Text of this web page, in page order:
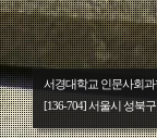
서경대학교 인문사회과
[136-704] 서울시 성북